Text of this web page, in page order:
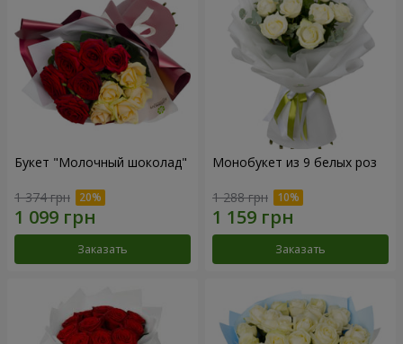
Букет "Молочный шоколад"
1 374 грн
Заказать
Монобукет из 9 белых роз
1 288 грн
Заказать